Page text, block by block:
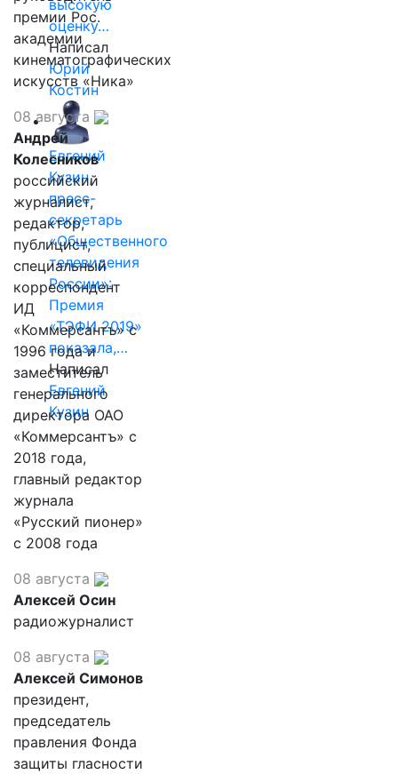
высокую
оценку…
Написал
Юрий
Костин
Евгений
Кузин,
пресс-
секретарь
«Общественного
телевидения
России»:
Премия
«ТЭФИ 2019»
показала,…
Написал
Евгений
Кузин
премии Рос.
академии
кинематографических
искусств «Ника»
08 августа
Андрей
Колесников
российский
журналист,
редактор,
публицист,
специальный
корреспондент
ИД
«Коммерсантъ» с
1996 года и
заместитель
генерального
директора ОАО
«Коммерсантъ» с
2018 года,
главный редактор
журнала
«Русский пионер»
с 2008 года
08 августа
Алексей Осин
радиожурналист
08 августа
Алексей Симонов
президент,
председатель
правления Фонда
защиты гласности